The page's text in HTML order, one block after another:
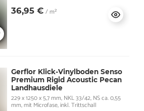
36,95 € / m²
Gerflor Klick-Vinylboden Senso
Premium Rigid Acoustic Pecan
Landhausdiele
229 x 1250 x 5,7 mm, NKL 33/42, NS ca. 0,55
mm, mit Microfase, inkl. Trittschall